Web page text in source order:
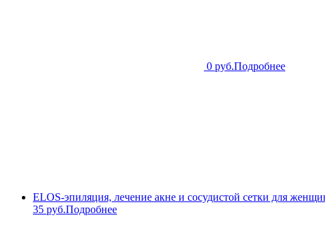
0 руб.Подробнее
ELOS-эпиляция, лечение акне и сосудистой сетки для
35 руб.Подробнее